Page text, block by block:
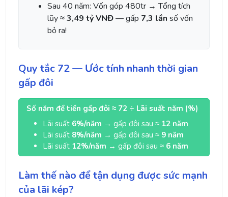
Sau 40 năm: Vốn góp 480tr → Tổng tích
lũy ≈3,49 tỷ VNĐ— gấp 7,3 lần số vốn
bỏ ra!
Quy tắc 72 — Ước tính nhanh thời gian
gấp đôi
Số năm để tiền gấp đôi ≈ 72 ÷ Lãi suất năm (%)
Lãi suất 6%/năm → gấp đôi sau ≈ 12 năm
Lãi suất 8%/năm → gấp đôi sau ≈ 9 năm
Lãi suất 12%/năm → gấp đôi sau ≈ 6 năm
Làm thế nào để tận dụng được sức mạnh
của lãi kép?